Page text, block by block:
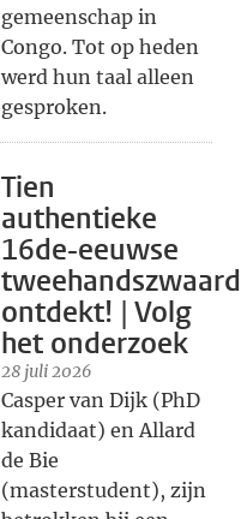
gemeenschap in
Congo. Tot op heden
werd hun taal alleen
gesproken.
Tien
authentieke
16de-eeuwse
ontdekt! | Volg
het onderzoek
28 juli 2026
Casper van Dijk (PhD
kandidaat) en Allard
de Bie
(masterstudent), zijn